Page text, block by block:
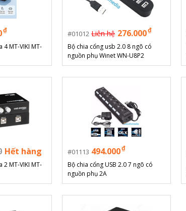
₫
MT-VIKI MT-
01012 Liên hệ 276.000₫
Bộ chia cổng usb 2.0 8 ngõ có
nguồn phụ Winet WN-U8P2
Hết hàng
MT-VIKI MT-
01113 494.000₫
Bộ chia cổng USB 2.0 7 ngõ có
nguồn phụ 2A